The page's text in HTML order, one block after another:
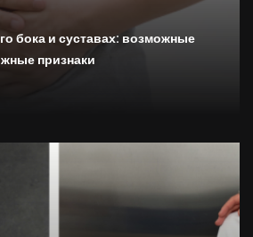
бока и суставах: возможные
признаки